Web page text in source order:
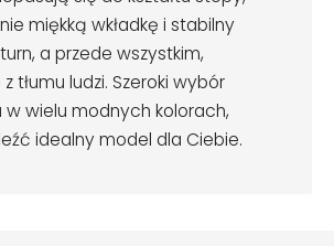
miękką wkładkę i stabilny
a przede wszystkim,
tłumu ludzi. Szeroki wybór
wielu modnych kolorach,
idealny model dla Ciebie.